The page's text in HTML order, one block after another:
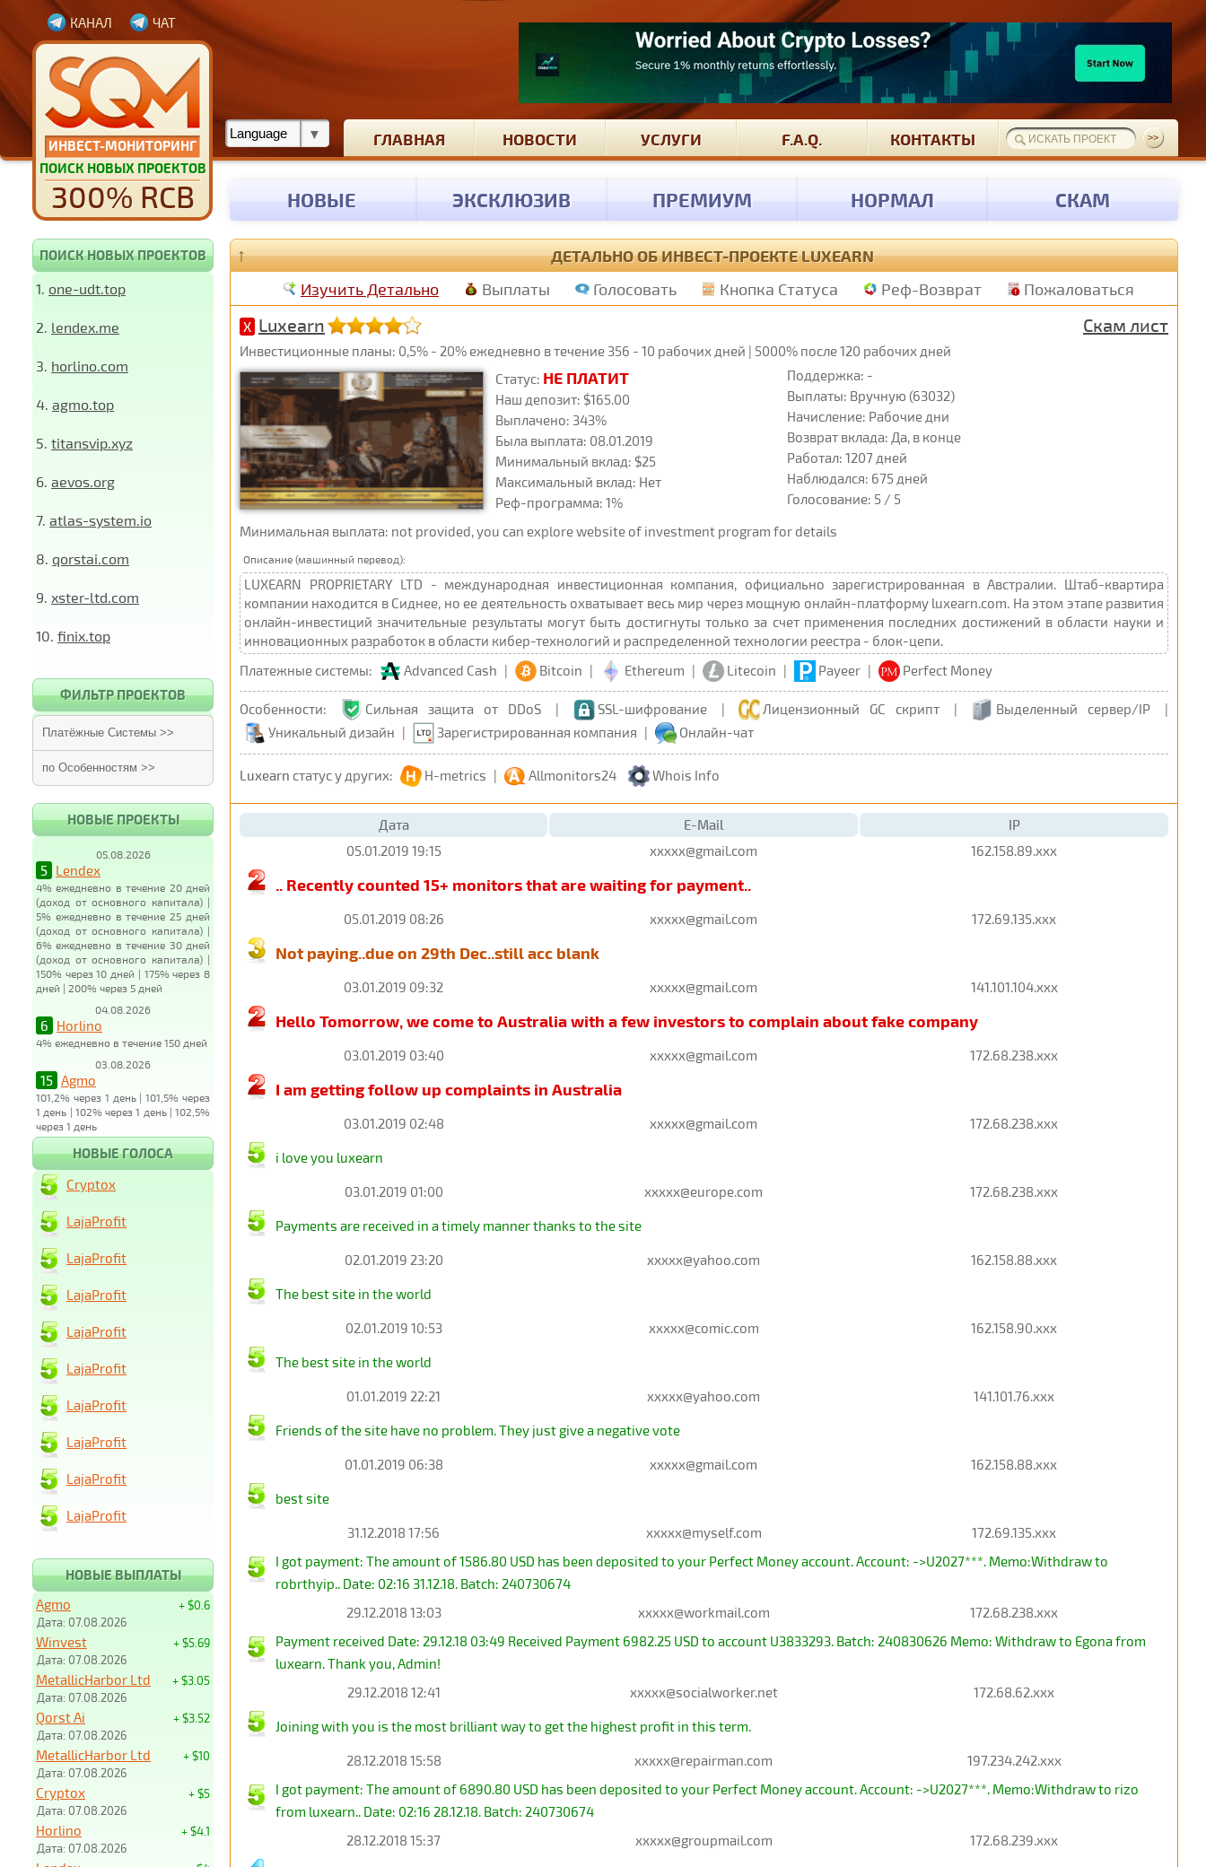
ИНВЕСТ-МОНИТОРИНГ
ПОИСК НОВЫХ ПРОЕКТОВ
300% RCB
КАНАЛ ЧАТ
ГЛАВНАЯ НОВОСТИ УСЛУГИ F.A.Q. КОНТАКТЫ
НОВЫЕ ЭКСКЛЮЗИВ ПРЕМИУМ НОРМАЛ СКАМ
ПОИСК НОВЫХ ПРОЕКТОВ
1. one-udt.top
2. lendex.me
3. horlino.com
4. agmo.top
5. titansvip.xyz
6. aevos.org
7. atlas-system.io
8. qorstai.com
9. xster-ltd.com
10. finix.top
ФИЛЬТР ПРОЕКТОВ
Платёжные Системы >>
по Особенностям >>
НОВЫЕ ПРОЕКТЫ
05.08.2026
5 Lendex
4% ежедневно в течение 20 дней
(доход от основного капитала) |
5% ежедневно в течение 25 дней
(доход от основного капитала) |
6% ежедневно в течение 30 дней
(доход от основного капитала) |
150% через 10 дней | 175% через 8
дней | 200% через 5 дней
04.08.2026
6 Horlino
4% ежедневно в течение 150 дней
03.08.2026
15 Agmo
101,2% через 1 день | 101,5% через
1 день | 102% через 1 день | 102,5%
через 1 день
↑ ДЕТАЛЬНО ОБ ИНВЕСТ-ПРОЕКТЕ LUXEARN
Изучить Детально Выплаты Голосовать Кнопка Статуса Реф-Возврат Пожаловаться
X Luxearn Скам лист
Инвестиционные планы: 0,5% - 20% ежедневно в течение 356 - 10 рабочих дней | 5000% после 120 рабочих дней
Статус: НЕ ПЛАТИТ
Наш депозит: $165.00
Выплачено: 343%
Была выплата: 08.01.2019
Минимальный вклад: $25
Максимальный вклад: Нет
Реф-программа: 1%
Поддержка: -
Выплаты: Вручную (63032)
Начисление: Рабочие дни
Возврат вклада: Да, в конце
Работал: 1207 дней
Наблюдался: 675 дней
Голосование: 5 / 5
Минимальная выплата: not provided, you can explore website of investment program for details
Описание (машинный перевод):
LUXEARN PROPRIETARY LTD - международная инвестиционная компания, официально зарегистрированная в Австралии. Штаб-квартира
компании находится в Сиднее, но ее деятельность охватывает весь мир через мощную онлайн-платформу luxearn.com. На этом этапе развития
онлайн-инвестиций значительные результаты могут быть достигнуты только за счет применения последних достижений в области науки и
инновационных разработок в области кибер-технологий и распределенной технологии реестра - блок-цепи.
Платежные системы:
Advanced Cash | Bitcoin | Ethereum | Litecoin | Payeer | Perfect Money
Особенности: Сильная защита от DDoS | SSL-шифрование | Лицензионный GC скрипт | Выделенный сервер/IP
|
Уникальный дизайн | Зарегистрированная компания | Онлайн-чат
Luxearn статус у других: H-metrics | Allmonitors24 Whois Info
Дата E-Mail
IP
05.01.2019 19:15
xxxxx@gmail.com 162.158.89.xxx
.. Recently counted 15+ monitors that are waiting for payment..
05.01.2019 08:26 xxxxx@gmail.com 172.69.135.xxx
Not paying..due on 29th Dec..still acc blank
03.01.2019 09:32 xxxxx@gmail.com 141.101.104.xxx
Hello Tomorrow, we come to Australia with a few investors to complain about fake company
03.01.2019 03:40 xxxxx@gmail.com 172.68.238.xxx
I am getting follow up complaints in Australia
03.01.2019 02:48 xxxxx@gmail.com 172.68.238.xxx
i love you luxearn
03.01.2019 01:00 xxxxx@europe.com 172.68.238.xxx
Payments are received in a timely manner thanks to the site
02.01.2019 23:20 xxxxx@yahoo.com 162.158.88.xxx
The best site in the world
02.01.2019 10:53 xxxxx@comic.com 162.158.90.xxx
The best site in the world
01.01.2019 22:21 xxxxx@yahoo.com 141.101.76.xxx
Friends of the site have no problem. They just give a negative vote
01.01.2019 06:38 xxxxx@gmail.com 162.158.88.xxx
best site
31.12.2018 17:56 xxxxx@myself.com
172.69.135.xxx
I got payment: The amount of 1586.80 USD has been deposited to your Perfect Money account. Account: ->U2027***. Memo:Withdraw to
robrthyip.. Date: 02:16 31.12.18. Batch: 240730674
29.12.2018 13:03
xxxxx@workmail.com
172.68.238.xxx
Payment received Date: 29.12.18 03:49 Received Payment 6982.25 USD to account U3833293. Batch: 240830626 Memo: Withdraw to Egona from
luxearn. Thank you, Admin!
29.12.2018 12:41
xxxxx@socialworker.net 172.68.62.xxx
Joining with you is the most brilliant way to get the highest profit in this term.
28.12.2018 15:58 xxxxx@repairman.com
197.234.242.xxx
I got payment: The amount of 6890.80 USD has been deposited to your Perfect Money account. Account: ->U2027***. Memo:Withdraw to rizo
from luxearn.. Date: 02:16 28.12.18. Batch: 240730674
28.12.2018 15:37
xxxxx@groupmail.com 172.68.239.xxx
НОВЫЕ ГОЛОСА
Cryptox
LajaProfit
LajaProfit
LajaProfit
LajaProfit
LajaProfit
LajaProfit
LajaProfit
LajaProfit
LajaProfit
НОВЫЕ ВЫПЛАТЫ
+ $0.6
Agmo
Дата: 07.08.2026
+ $5.69
Winvest
Дата: 07.08.2026
+ $3.05
MetallicHarbor Ltd
Дата: 07.08.2026
+ $3.52
Qorst Ai
Дата: 07.08.2026
+ $10
MetallicHarbor Ltd
Дата: 07.08.2026
+ $5
Cryptox
Дата: 07.08.2026
+ $4.1
Horlino
Дата: 07.08.2026